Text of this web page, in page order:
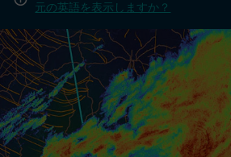
元の英語を表示しますか？